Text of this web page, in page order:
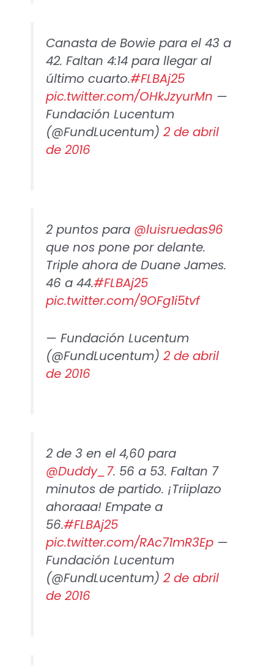
Canasta de Bowie para el 43 a
42. Faltan 4:14 para llegar al
último cuarto.#FLBAj25
pic.twitter.com/OHkJzyurMn —
Fundación Lucentum
(@FundLucentum) 2 de abril
de 2016
2 puntos para @luisruedas96
que nos pone por delante.
Triple ahora de Duane James.
46 a 44.#FLBAj25
pic.twitter.com/9OFg1i5tvf
— Fundación Lucentum
(@FundLucentum) 2 de abril
de 2016
2 de 3 en el 4,60 para
@Duddy_7. 56 a 53. Faltan 7
minutos de partido. ¡Triiplazo
ahoraaa! Empate a
56.#FLBAj25
pic.twitter.com/RAc71mR3Ep—
Fundación Lucentum
(@FundLucentum) 2 de abril
de 2016